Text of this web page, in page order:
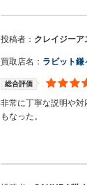
願い致します！
投稿者： クレイジーア
買取店名： ラビット鎌
総合評価
非常に丁寧な説明や
もなった。